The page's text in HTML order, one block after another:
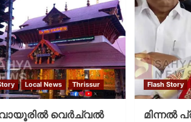
Local News Thrissur
വെര്‍ച്വല്‍
Flash Story
മിന്നല്‍